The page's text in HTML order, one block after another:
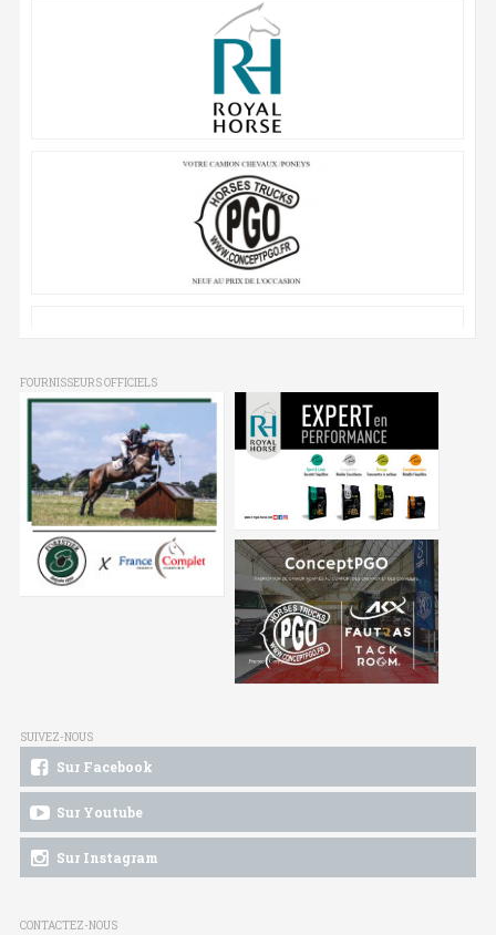
FOURNISSEURS OFFICIELS
SUIVEZ-NOUS
Sur Facebook
Sur Youtube
Sur Instagram
CONTACTEZ-NOUS